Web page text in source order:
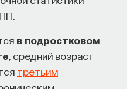
в подростковом
, средний возраст
третьим